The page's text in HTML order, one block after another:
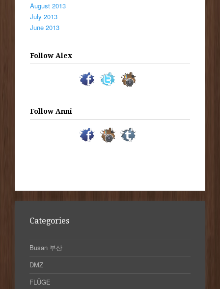
August 2013
July 2013
June 2013
Follow Alex
Follow Anni
Categories
Busan 부산
DMZ
FLÜGE